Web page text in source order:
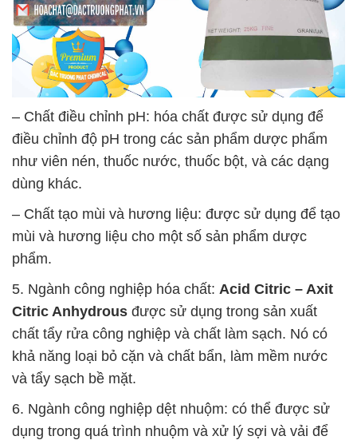
– Chất điều chỉnh pH: hóa chất được sử dụng để
điều chỉnh độ pH trong các sản phẩm dược phẩm
như viên nén, thuốc nước, thuốc bột, và các dạng
dùng khác.
– Chất tạo mùi và hương liệu: được sử dụng để tạo
mùi và hương liệu cho một số sản phẩm dược
phẩm.
5. Ngành công nghiệp hóa chất: Acid Citric – Axit
Citric Anhydrous được sử dụng trong sản xuất
chất tẩy rửa công nghiệp và chất làm sạch. Nó có
khả năng loại bỏ cặn và chất bẩn, làm mềm nước
và tẩy sạch bề mặt.
6. Ngành công nghiệp dệt nhuộm: có thể được sử
dụng trong quá trình nhuộm và xử lý sợi và vải để